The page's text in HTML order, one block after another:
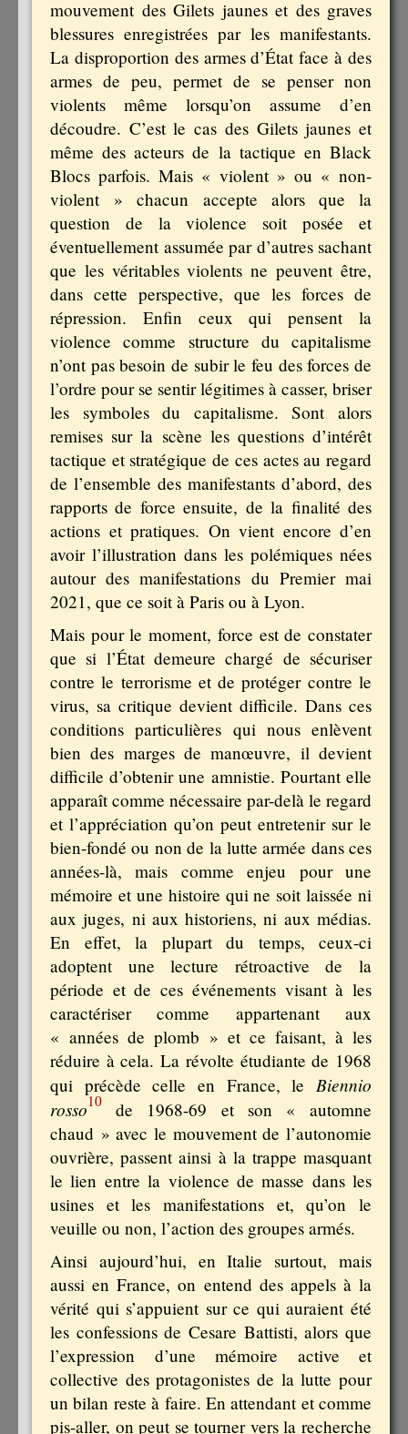
mouvement des Gilets jaunes et des graves
blessures enregistrées par les manifestants.
La disproportion des armes d’État face à des
armes de peu, permet de se penser non
violents même lorsqu’on assume d’en
découdre. C’est le cas des Gilets jaunes et
même des acteurs de la tactique en Black
Blocs parfois. Mais « violent » ou « non-
violent » chacun accepte alors que la
question de la violence soit posée et
éventuellement assumée par d’autres sachant
que les véritables violents ne peuvent être,
dans cette perspective, que les forces de
répression. Enfin ceux qui pensent la
violence comme structure du capitalisme
n’ont pas besoin de subir le feu des forces de
l’ordre pour se sentir légitimes à casser, briser
les symboles du capitalisme. Sont alors
remises sur la scène les questions d’intérêt
tactique et stratégique de ces actes au regard
de l’ensemble des manifestants d’abord, des
rapports de force ensuite, de la finalité des
actions et pratiques. On vient encore d’en
avoir l’illustration dans les polémiques nées
autour des manifestations du Premier mai
2021, que ce soit à Paris ou à Lyon.
Mais pour le moment, force est de constater
que si l’État demeure chargé de sécuriser
contre le terrorisme et de protéger contre le
virus, sa critique devient difficile. Dans ces
conditions particulières qui nous enlèvent
bien des marges de manœuvre, il devient
difficile d’obtenir une amnistie. Pourtant elle
apparaît comme nécessaire par-delà le regard
et l’appréciation qu’on peut entretenir sur le
bien-fondé ou non de la lutte armée dans ces
années-là, mais comme enjeu pour une
mémoire et une histoire qui ne soit laissée ni
aux juges, ni aux historiens, ni aux médias.
En effet, la plupart du temps, ceux-ci
adoptent une lecture rétroactive de la
période et de ces événements visant à les
caractériser comme appartenant aux
« années de plomb » et ce faisant, à les
réduire à cela. La révolte étudiante de 1968
qui précède celle en France, le Biennio
rosso10
de 1968-69 et son « automne
chaud » avec le mouvement de l’auto­nomie
ouvrière, passent ainsi à la trappe masquant
le lien entre la violence de masse dans les
usines et les manifestations et, qu’on le
veuille ou non, l’action des groupes armés.
Ainsi aujourd’hui, en Italie surtout, mais
aussi en France, on entend des appels à la
vérité qui s’appuient sur ce qui auraient été
les confessions de Cesare Battisti, alors que
l’expression d’une mémoire active et
collective des protagonistes de la lutte pour
un bilan reste à faire. En attendant et comme
pis-aller, on peut se tourner vers la recherche